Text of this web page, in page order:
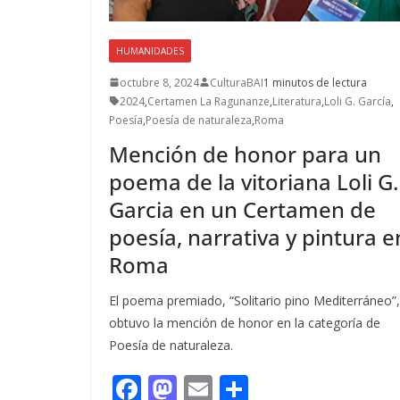
HUMANIDADES
octubre 8, 2024 CulturaBAI1 minutos de lectura
2024,Certamen La Ragunanze,Literatura,Loli G. García,
Poesía,Poesía de naturaleza,Roma
Mención de honor para un
poema de la vitoriana Loli G.
Garcia en un Certamen de
poesía, narrativa y pintura
Roma
El poema premiado, “Solitario pino Mediterráneo”,
obtuvo la mención de honor en la categoría de
Poesía de naturaleza.
F M E